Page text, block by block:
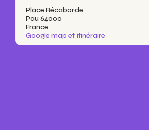
Place Récaborde
Pau 64000
France
Google map et itinéraire